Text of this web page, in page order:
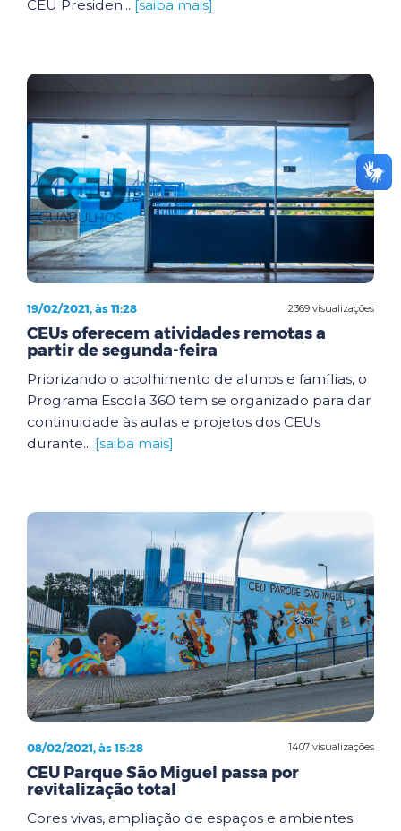
CEU Presiden... [saiba mais]
2369 visualizações
19/02/2021, às 11:28
CEUs oferecem atividades remotas a
partir de segunda-feira
Priorizando o acolhimento de alunos e famílias, o
Programa Escola 360 tem se organizado para dar
continuidade às aulas e projetos dos CEUs
durante... [saiba mais]
1407 visualizações
08/02/2021, às 15:28
CEU Parque São Miguel passa por
revitalização total
Cores vivas, ampliação de espaços e ambientes